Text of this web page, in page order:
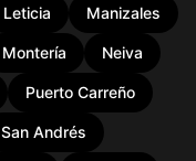
Leticia Manizales
Montería Neiva
Puerto Carreño
San Andrés